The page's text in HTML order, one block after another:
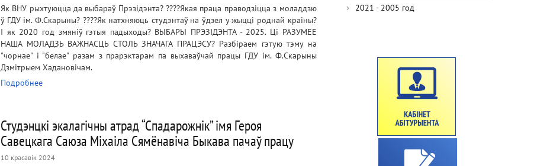
Як ВНУ рыхтуюцца да выбараў Прэзідэнта? ????Якая праца праводзіцца з моладдзю
ў ГДУ ім. Ф.Скарыны? ????Як натхняюць студэнтаў на ўдзел у жыцці роднай краіны?
І як 2020 год змяніў гэтыя падыходы? ВЫБАРЫ ПРЭЗІДЭНТА - 2025. Ці РАЗУМЕЕ
НАША МОЛАДЗЬ ВАЖНАСЦЬ СТОЛЬ ЗНАЧАГА ПРАЦЭСУ? Разбіраем гэтую тэму на
"чорнае" і "белае" разам з прарэктарам па выхаваўчай працы ГДУ ім. Ф.Скарыны
Дзмітрыем Хадановічам.
Подробнее
Студэнцкі экалагічны атрад “Спадарожнік” імя Героя
Савецкага Саюза Міхаіла Сямёнавіча Быкава пачаў працу
10 красавік 2024
2021 - 2005 год